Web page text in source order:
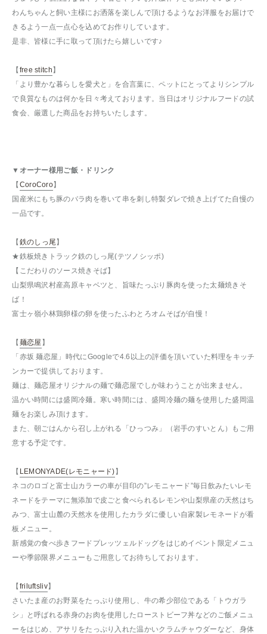
わんちゃんと飼い主様にお洒落を楽しんで頂けるようなお洋服をお届けで
きるよう一点一点心を込めてお作りしています。
是非、皆様に手に取って頂けたら嬉しいです♪
【free stitch】
「より豊かな暮らしを愛犬と」を合言葉に、ペットにとってよりシンプル
で良質なものは何かを日々考えております。当日はオリジナルフードの試
食会、厳選した商品をお持ちいたします。
▼オーナー様用ご飯・ドリンク
【CoroCoro】
国産米にもち豚のバラ肉を巻いて串を刺し特製ダレで焼き上げてた自慢の
一品です。
【鉄のしっ尾】
★鉄板焼きトラック鉄のしっ尾(テツノシッポ)
【こだわりのソース焼きそば】
山梨県鳴沢村産高原キャベツと、旨味たっぷり豚肉を使った太麺焼きそ
ば！
富士ヶ嶺小林鶏卵様の卵を使ったふわとろオムそばが自慢！
【麺恋屋 】
「赤坂 麺恋屋」時代にGoogleで4.6以上の評価を頂いていた料理をキッチ
ンカーで提供しております。
麺は、麺恋屋オリジナルの麺で麺恋屋でしか味わうことが出来ません。
温かい時間には盛岡冷麺。寒い時間には、盛岡冷麺の麺を使用した盛岡温
麺をお楽しみ頂けます。
また、朝ごはんから召し上がれる「ひっつみ」（岩手のすいとん）もご用
意する予定です。
【 LEMONYADE(レモニャード)】
ネコのロゴと富士山カラーの車が目印の”レモニャード”毎日飲みたいレモ
ネードをテーマに無添加で皮ごと食べられるレモンや山梨県産の天然はち
みつ、富士山麓の天然水を使用したカラダに優しい自家製レモネードが看
板メニュー。
新感覚の食べ歩きフードプレッツェルドッグをはじめイベント限定メニュ
ーや季節限界メニューもご用意してお待ちしております。
【friluftsliv】
さいたま産のお野菜をたっぷり使用し、牛の希少部位である「トウガラ
シ」と呼ばれる赤身のお肉を使用したローストビーフ丼などのご飯メニュ
ーをはじめ、アサリをたっぷり入れた温かいクラムチャウダーなど、身体